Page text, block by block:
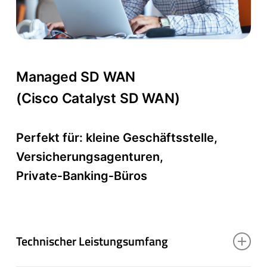
Managed SD WAN
(Cisco Catalyst SD WAN)
Perfekt für: kleine Geschäftsstelle,
Versicherungsagenturen,
Private‑Banking‑Büros
Technischer Leistungsumfang